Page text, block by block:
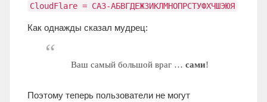
CloudFlare = СА3-АБВГДЕЖЗИКЛМНОПРСТУФХЧШЭЮЯ
Как однажды сказал мудрец:
Ваш самый большой враг … сами!
Поэтому теперь пользователи не могут